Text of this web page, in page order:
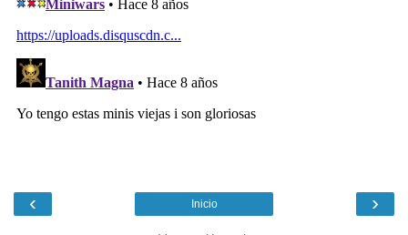
‹ ›
Inicio